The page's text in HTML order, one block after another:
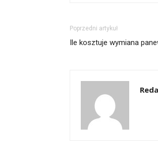
Poprzedni artykuł
Ile kosztuje wymiana